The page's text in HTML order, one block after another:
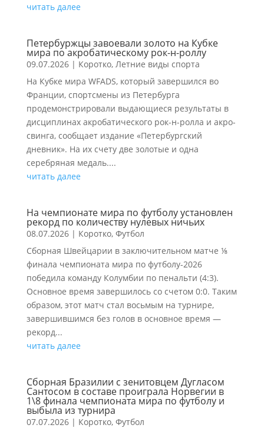
читать далее
Петербуржцы завоевали золото на Кубке
мира по акробатическому рок-н-роллу
09.07.2026| Коротко, Летние виды спорта
На Кубке мира WFADS, который завершился во
Франции, спортсмены из Петербурга
продемонстрировали выдающиеся результаты в
дисциплинах акробатического рок-н-ролла и акро-
свинга, сообщает издание «Петербургский
дневник». На их счету две золотые и одна
серебряная медаль....
читать далее
На чемпионате мира по футболу установлен
рекорд по количеству нулевых ничьих
08.07.2026| Коротко, Футбол
Сборная Швейцарии в заключительном матче ⅛
финала чемпионата мира по футболу-2026
победила команду Колумбии по пенальти (4:3).
Основное время завершилось со счетом 0:0. Таким
образом, этот матч стал восьмым на турнире,
завершившимся без голов в основное время —
рекорд...
читать далее
Сборная Бразилии с зенитовцем Дугласом
Сантосом в составе проиграла Норвегии в
1\8 финала чемпионата мира по футболу и
выбыла из турнира
07.07.2026| Коротко, Футбол